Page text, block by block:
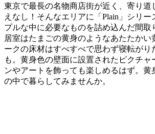
東京で最長の名物商店街が近く、寄り道
えなし！そんなエリアに「Plain」シリ
プルな中に必要なものを詰め込んだ間取
居室はたまごの黄身のようなあたたかい
ークの床材はすべすべで思わず寝転がり
も。黄身色の壁面に設置されたピクチャ
ンやアートを飾っても楽しめるはず。黄
の中で暮らしてみませんか。